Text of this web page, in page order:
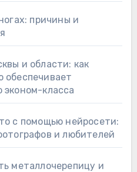
причины и
и области: как
обеспечивает
класса
с помощью нейросети:
и любителей
металлочерепицу и